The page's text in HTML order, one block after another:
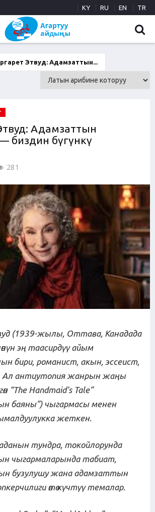
KY RU EN TR
Этвуд: Адамзаттын...
Адамзаттын
биздин бүгүнкү
281
(1939-жылы, Оттава, Канадада
эң таасирдүү айым
бири, романист, акын, эссеист,
Ал антиутопия жанрын жаңы
“The Handmaid’s Tale”
баяны”) чыгармасы менен
жеткен.
тундра, токойлорунда
чыгармаларында табиат,
бузулушу жана адамзаттын
өтө күчтүү темалар.